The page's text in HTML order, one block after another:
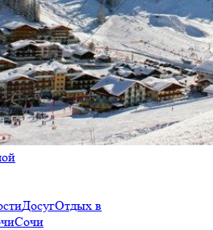
ДосугОтдых в
Сочи